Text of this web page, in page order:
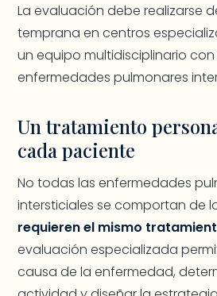
La evaluación debe realizarse
temprana en centros
un equipo multidisciplinario
enfermedades pulmonares
Un tratamiento
cada paciente
No todas las enfermedades
intersticiales se comportan de
requieren el mismo
evaluación especializada
causa de la enfermedad,